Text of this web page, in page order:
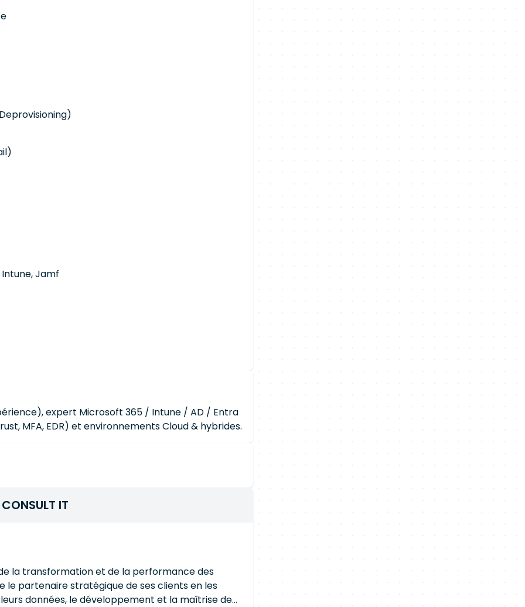
Jamf
expert Microsoft 365 / Intune / AD / Entra
MFA, EDR) et environnements Cloud & hybrides.
IT
la transformation et de la performance des
le partenaire stratégique de ses clients en les
données, le développement et la maîtrise de